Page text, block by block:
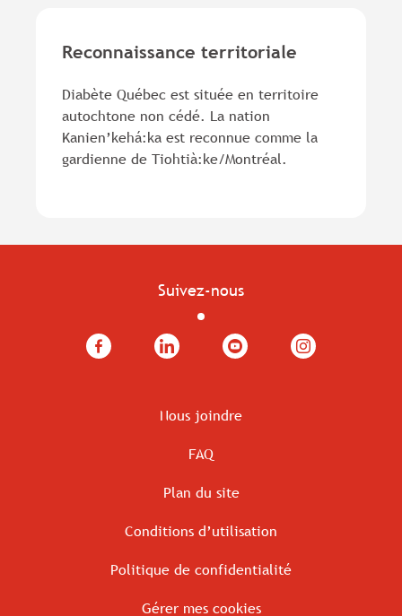
Reconnaissance territoriale
Diabète Québec est située en territoire
autochtone non cédé. La nation
Kanien’kehá:ka est reconnue comme la
gardienne de Tiohtià:ke/Montréal.
Suivez-nous
Facebook LinkedIn YouTube Instagram
Nous joindre
FAQ
Plan du site
Conditions d’utilisation
Politique de confidentialité
Gérer mes cookies